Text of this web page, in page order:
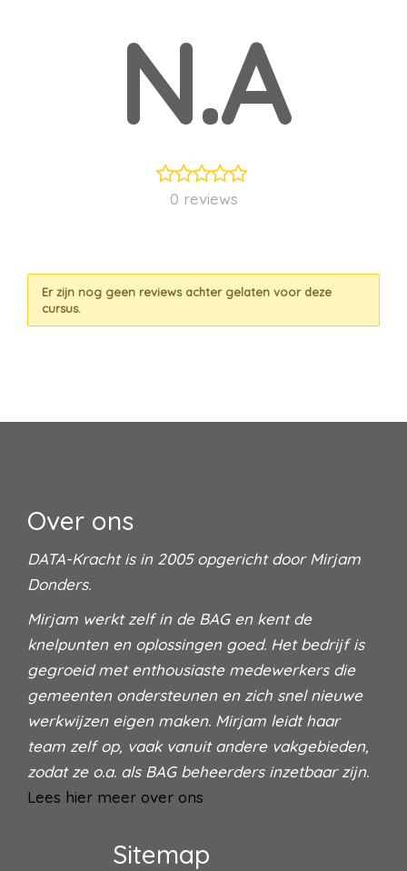
N.A
0 reviews
Er zijn nog geen reviews achter gelaten voor deze
cursus.
Over ons
DATA-Kracht is in 2005 opgericht door Mirjam
Donders.
Mirjam werkt zelf in de BAG en kent de
knelpunten en oplossingen goed. Het bedrijf is
gegroeid met enthousiaste medewerkers die
gemeenten ondersteunen en zich snel nieuwe
werkwijzen eigen maken. Mirjam leidt haar
team zelf op, vaak vanuit andere vakgebieden,
zodat ze o.a. als BAG beheerders inzetbaar zijn.
Lees hier meer over ons
Sitemap